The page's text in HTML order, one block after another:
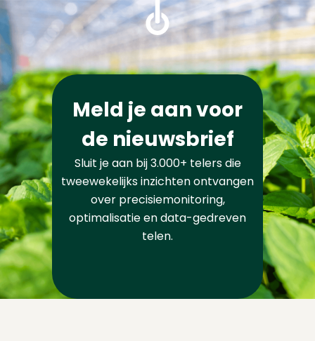
Meld je aan voor
de nieuwsbrief
Sluit je aan bij 3.000+ telers die
tweewekelijks inzichten ontvangen
over precisiemonitoring,
optimalisatie en data-gedreven
telen.